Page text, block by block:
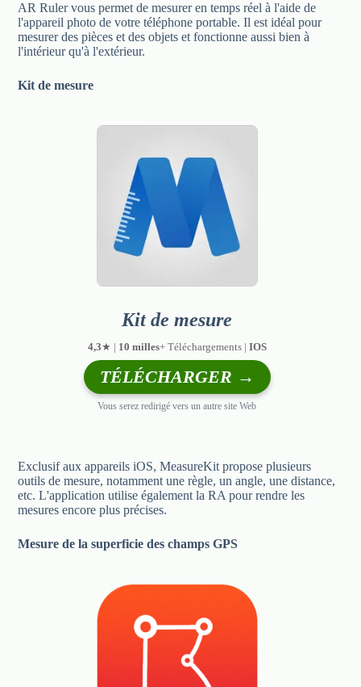
AR Ruler vous permet de mesurer en temps réel à l'aide de
l'appareil photo de votre téléphone portable. Il est idéal pour
mesurer des pièces et des objets et fonctionne aussi bien à
l'intérieur qu'à l'extérieur.
Kit de mesure
Kit de mesure
4,3★ | 10 milles+ Téléchargements | IOS
TÉLÉCHARGER →
Vous serez redirigé vers un autre site Web
Exclusif aux appareils iOS, MeasureKit propose plusieurs
outils de mesure, notamment une règle, un angle, une distance,
etc. L'application utilise également la RA pour rendre les
mesures encore plus précises.
Mesure de la superficie des champs GPS